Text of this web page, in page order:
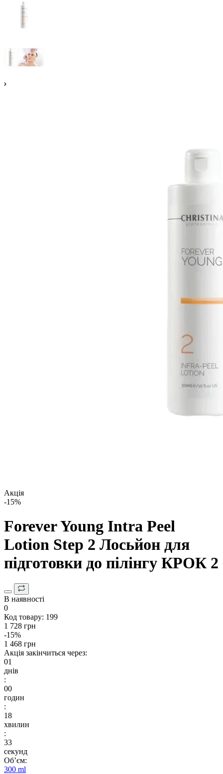
Акція
-15%
Forever Young Intra Peel
Lotion Step 2 Лосьйон для
підготовки до пілінгу КРОК 2
В наявності
0
Код товару: 199
1 728 грн
-15%
1 468 грн
Акція закінчиться через:
01
днів
:
00
годин
:
18
хвилин
:
32
секунд
Об’єм:
300 ml